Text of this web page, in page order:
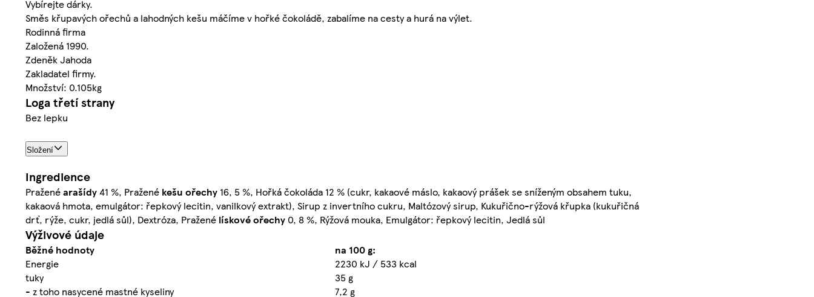
Vybírejte dárky.
Směs křupavých ořechů a lahodných kešu máčíme v hořké čokoládě, zabalíme na cesty a hurá na výlet.
Rodinná firma
Založená 1990.
Zdeněk Jahoda
Zakladatel firmy.
Množství: 0.105kg
Loga třetí strany
Bez lepku
Složení
Ingredience
Praženéarašídy41 %, Pražené kešu ořechy 16, 5 %, Hořká čokoláda 12 % (cukr, kakaové máslo, kakaový prášek se sníženým obsahem tuku,
kakaová hmota, emulgátor: řepkový lecitin, vanilkový extrakt), Sirup z invertního cukru, Maltózový sirup, Kukuřično-rýžová křupka (kukuřičná
drť, rýže, cukr, jedlá sůl), Dextróza, Pražené lískové ořechy 0, 8 %, Rýžová mouka, Emulgátor: řepkový lecitin, Jedlá sůl
Výživové údaje
Běžné hodnoty
na 100 g:
Energie
2230 kJ / 533 kcal
tuky
35 g
- z toho nasycené mastné kyseliny
7,2 g